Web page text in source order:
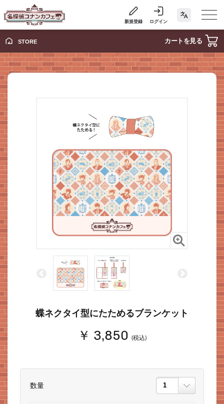
新規登録 ログイン
STORE カートを見る
蝶ネクタイ型にたためるブランケット
￥ 3,850 (税込)
数量